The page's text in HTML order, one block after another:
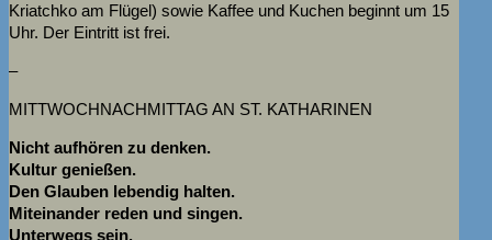
Kriatchko am Flügel) sowie Kaffee und Kuchen beginnt um 15
Uhr. Der Eintritt ist frei.
–
MITTWOCHNACHMITTAG AN ST. KATHARINEN
Nicht aufhören zu denken.
Kultur genießen.
Den Glauben lebendig halten.
Miteinander reden und singen.
Unterwegs sein.